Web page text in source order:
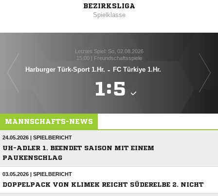
BEZIRKSLIGA
Spielklasse
Letztes Spiel: So, 02.08.2026
15:00 | Freundschaftsspiele
Harburger Türk-Sport 1.Hr. - FC Türkiye 1.Hr.
:
MANNSCHAFTS-NEWS
24.05.2026 | SPIELBERICHT
UH-ADLER 1. BEENDET SAISON MIT EINEM
PAUKENSCHLAG
03.05.2026 | SPIELBERICHT
DOPPELPACK VON KLIMEK REICHT SÜDERELBE 2. NICHT